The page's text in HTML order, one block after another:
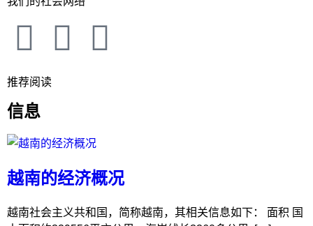
推荐阅读
信息
越南的经济概况
越南社会主义共和国，简称越南，其相关信息如下： 面积 国